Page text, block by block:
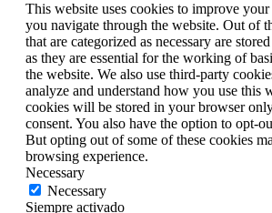
This website uses cookies to improve
you navigate through the website. Out of
that are categorized as necessary are
as they are essential for the working of
the website. We also use third-party
analyze and understand how you use this
cookies will be stored in your browser
consent. You also have the option to opt-
But opting out of some of these cookies
browsing experience.
Necessary
Necessary
Siempre activado